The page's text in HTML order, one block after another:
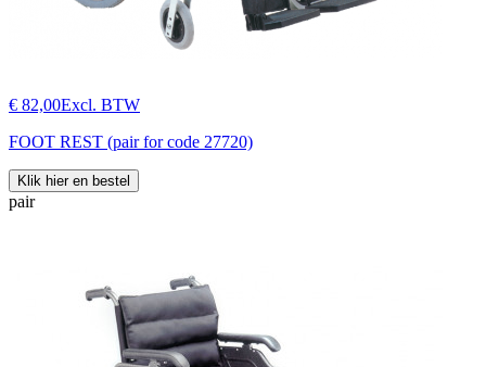
€ 82,00Excl. BTW
FOOT REST (pair for code 27720)
Klik hier en bestel
pair